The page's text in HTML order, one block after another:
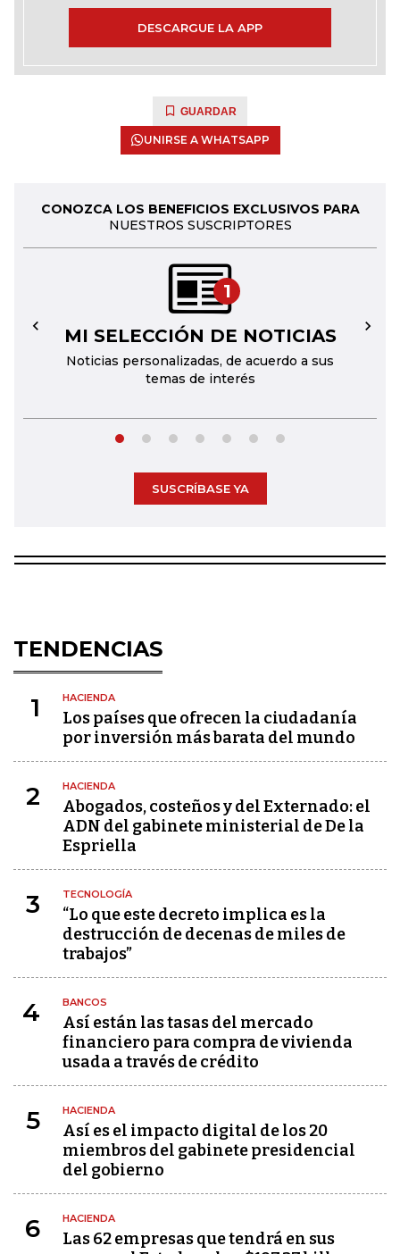
DESCARGUE LA APP
GUARDAR
UNIRSE A WHATSAPP
CONOZCA LOS BENEFICIOS EXCLUSIVOS PARA
NUESTROS SUSCRIPTORES
1
MI SELECCIÓN DE NOTICIAS
Noticias personalizadas, de acuerdo a sus
temas de interés
← →
SUSCRÍBASE YA
TENDENCIAS
1 HACIENDA
Los países que ofrecen la ciudadanía
por inversión más barata del mundo
2 HACIENDA
Abogados, costeños y del Externado: el
ADN del gabinete ministerial de De la
Espriella
3 TECNOLOGÍA
“Lo que este decreto implica es la
destrucción de decenas de miles de
trabajos”
4 BANCOS
Así están las tasas del mercado
financiero para compra de vivienda
usada a través de crédito
5 HACIENDA
Así es el impacto digital de los 20
miembros del gabinete presidencial
del gobierno
6 HACIENDA
Las 62 empresas que tendrá en sus